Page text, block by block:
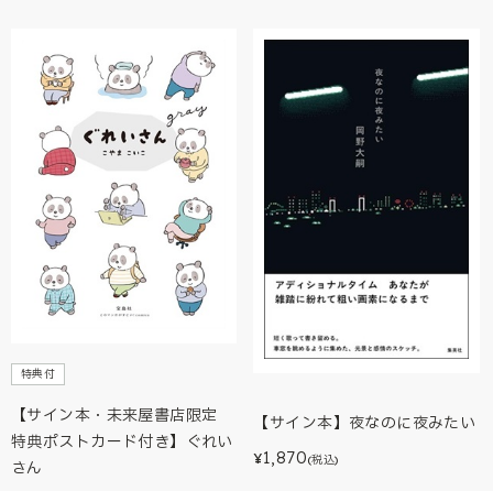
特典付
【サイン本・未来屋書店限定
特典ポストカード付き】ぐれい
さん
【サイン本】夜なのに夜みたい
¥1,870(税込)